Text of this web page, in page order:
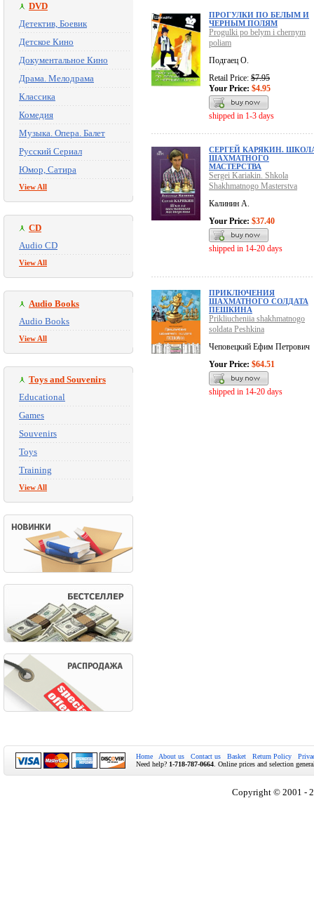
DVD
Детектив, Боевик
Детское Кино
Документальное Кино
Драма. Мелодрама
Классика
Комедия
Музыка. Опера. Балет
Русский Сериал
Юмор, Сатира
View All
CD
Audio CD
View All
Audio Books
Audio Books
View All
Toys and Souvenirs
Educational
Games
Souvenirs
Toys
Training
View All
ПРОГУЛКИ ПО БЕЛЫМ И
ЧЕРНЫМ ПОЛЯМ
Progulki po belym i chernym
poliam
Подгаец О.
Retail Price: $7.95
Your Price: $4.95
shipped in 1-3 days
СЕРГЕЙ КАРЯКИН.
ШАХМАТНОГО
МАСТЕРСТВА
Sergei Kariakin. Shkola
Shakhmatnogo Masterstva
Калинин А.
Your Price: $37.40
shipped in 14-20 days
ПРИКЛЮЧЕНИЯ
ШАХМАТНОГО СОЛДАТА
ПЕШКИНА
Prikliucheniia shakhmatnogo
soldata Peshkina
Чеповецкий Ефим Петрович
Your Price: $64.51
shipped in 14-20 days
Home About us Contact us Basket Return Policy
Need help? 1-718-787-0664 . Online prices and selection
Copyright © 2001 -